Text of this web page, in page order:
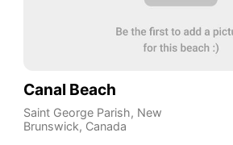
Canal Beach
Saint George Parish, New
Brunswick, Canada